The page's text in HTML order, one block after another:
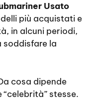
Usato
più acquistati e
in alcuni periodi,
soddisfare la
cosa dipende
stesse.